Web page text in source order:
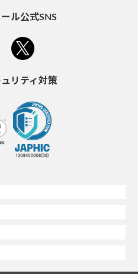
ル公式SNS
リティ対策